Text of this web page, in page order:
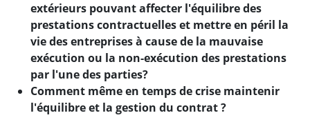
extérieurs pouvant affecter l'équilibre des
prestations contractuelles et mettre en péril la
vie des entreprises à cause de la mauvaise
exécution ou la non-exécution des prestations
par l'une des parties?
Comment même en temps de crise maintenir
l'équilibre et la gestion du contrat ?